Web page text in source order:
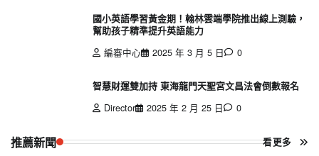
國小英語學習黃金期！翰林雲端學院推出線上測驗，
幫助孩子精準提升英語能力
編審中心
2025 年 3 月 5 日 0
智慧財運雙加持 東海龍門天聖宮文昌法會倒數報名
Director
2025 年 2 月 25 日 0
推薦新聞 看更多